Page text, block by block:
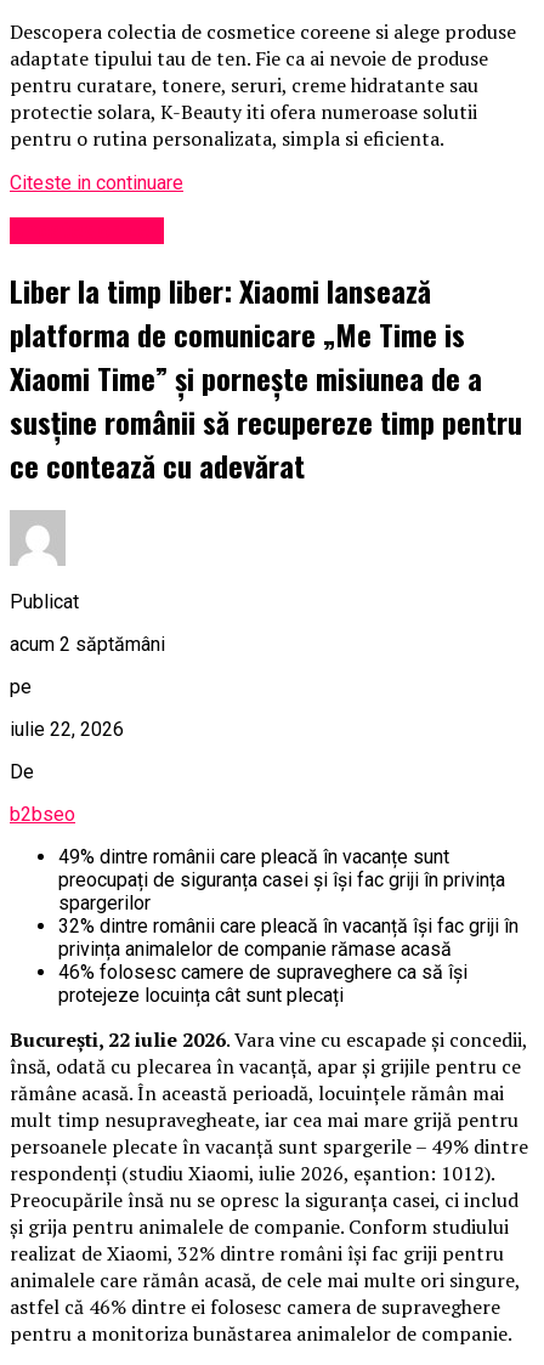
Descopera colectia de cosmetice coreene si alege produse
adaptate tipului tau de ten. Fie ca ai nevoie de produse
pentru curatare, tonere, seruri, creme hidratante sau
protectie solara, K-Beauty iti ofera numeroase solutii
pentru o rutina personalizata, simpla si eficienta.
Citeste in continuare
Liber la timp liber: Xiaomi lansează
platforma de comunicare „Me Time is
Xiaomi Time” și pornește misiunea de a
susține românii să recupereze timp pentru
ce contează cu adevărat
Publicat
acum 2 săptămâni
pe
iulie 22, 2026
De
b2bseo
49% dintre românii care pleacă în vacanțe sunt
preocupați de siguranța casei și își fac griji în privința
spargerilor
32% dintre românii care pleacă în vacanță își fac griji în
privința animalelor de companie rămase acasă
46% folosesc camere de supraveghere ca să își
protejeze locuința cât sunt plecați
București, 22 iulie 2026. Vara vine cu escapade și concedii,
însă, odată cu plecarea în vacanță, apar și grijile pentru ce
rămâne acasă. În această perioadă, locuințele rămân mai
mult timp nesupravegheate, iar cea mai mare grijă pentru
persoanele plecate în vacanță sunt spargerile – 49% dintre
respondenți (studiu Xiaomi, iulie 2026, eșantion: 1012).
Preocupările însă nu se opresc la siguranța casei, ci includ
și grija pentru animalele de companie. Conform studiului
realizat de Xiaomi, 32% dintre români își fac griji pentru
animalele care rămân acasă, de cele mai multe ori singure,
astfel că 46% dintre ei folosesc camera de supraveghere
pentru a monitoriza bunăstarea animalelor de companie.